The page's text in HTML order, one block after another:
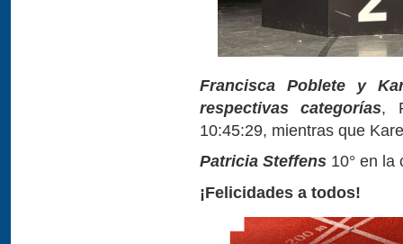
Francisca Poblete y
respectivas categorías,
10:45:29, mientras que
Patricia Steffens 10° en la
¡Felicidades a todos!